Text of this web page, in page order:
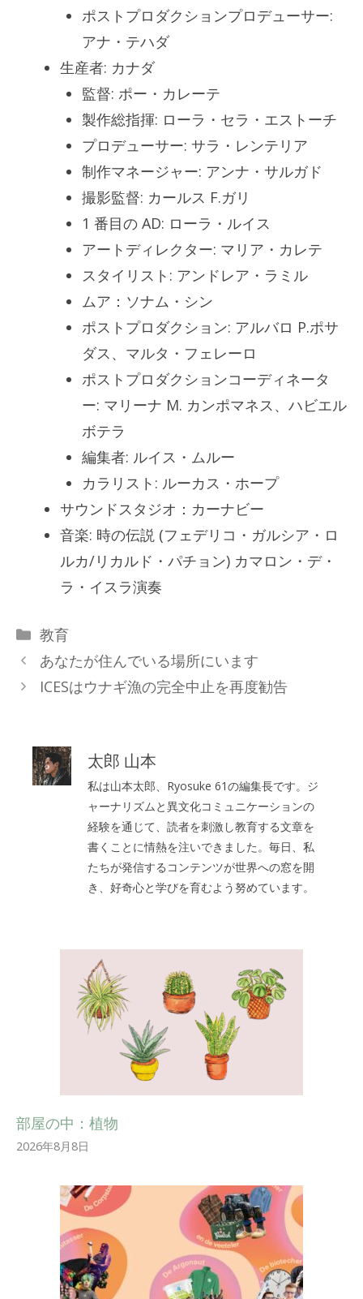
ポストプロダクションプロデューサー:
アナ・テハダ
生産者: カナダ
監督: ポー・カレーテ
製作総指揮: ローラ・セラ・エストーチ
プロデューサー: サラ・レンテリア
制作マネージャー: アンナ・サルガド
撮影監督: カールス F.ガリ
1 番目の AD: ローラ・ルイス
アートディレクター: マリア・カレテ
スタイリスト: アンドレア・ラミル
ムア：ソナム・シン
ポストプロダクション: アルバロ P.ポサ
ダス、マルタ・フェレーロ
ポストプロダクションコーディネータ
ー: マリーナ M. カンポマネス、ハビエル
ボテラ
編集者: ルイス・ムルー
カラリスト: ルーカス・ホープ
サウンドスタジオ：カーナビー
音楽: 時の伝説 (フェデリコ・ガルシア・ロ
ルカ/リカルド・パチョン) カマロン・デ・
ラ・イスラ演奏
カ
テ
ゴ
リ
教育
あなたが住んでいる場所にいます
ICESはウナギ漁の完全中止を再度勧告
太郎 山本
私は山本太郎、Ryosuke 61の編集長です。ジ
ャーナリズムと異文化コミュニケーションの
経験を通じて、読者を刺激し教育する文章を
書くことに情熱を注いできました。毎日、私
たちが発信するコンテンツが世界への窓を開
き、好奇心と学びを育むよう努めています。
部屋の中：植物
2026年8月8日